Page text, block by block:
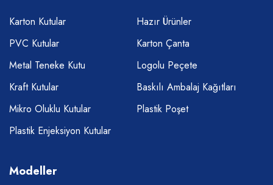
Karton Kutular
PVC Kutular
Metal Teneke Kutu
Kraft Kutular
Mikro Oluklu Kutular
Plastik Enjeksiyon Kutular
Hazır Ürünler
Karton Çanta
Logolu Peçete
Baskılı Ambalaj Kağıtları
Plastik Poşet
Modeller